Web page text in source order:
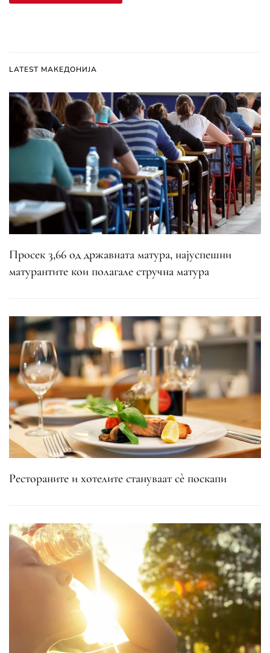
LATEST МАКЕДОНИЈА
Просек 3,66 од државната матура, најуспешни
матурантите кои полагале стручна матура
Рестораните и хотелите стануваат сè поскапи